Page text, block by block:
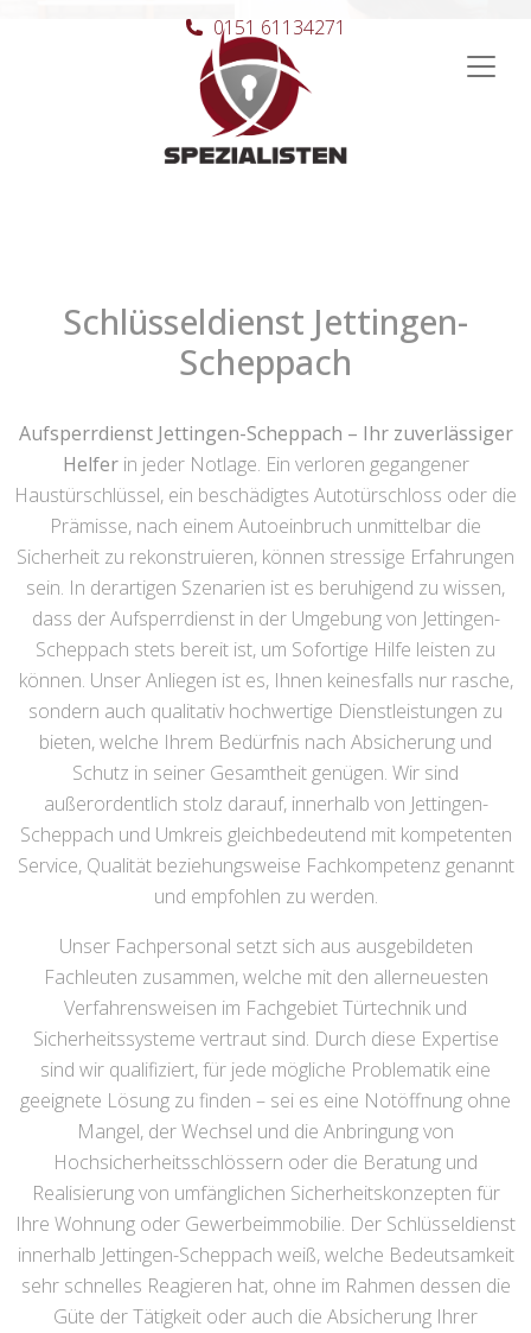
Hauptnavigation
0151 61134271
Schlüsseldienst Jettingen-
Scheppach
Aufsperrdienst Jettingen-Scheppach – Ihr zuverlässiger
Helferin jeder Notlage. Ein verloren gegangener
Haustürschlüssel, ein beschädigtes Autotürschloss oder die
Prämisse, nach einem Autoeinbruch unmittelbar die
Sicherheit zu rekonstruieren, können stressige Erfahrungen
sein. In derartigen Szenarien ist es beruhigend zu wissen,
dass der Aufsperrdienst in der Umgebung von Jettingen-
Scheppach stets bereit ist, um Sofortige Hilfe leisten zu
können. Unser Anliegen ist es, Ihnen keinesfalls nur rasche,
sondern auch qualitativ hochwertige Dienstleistungen zu
bieten, welche Ihrem Bedürfnis nach Absicherung und
Schutz in seiner Gesamtheit genügen. Wir sind
außerordentlich stolz darauf, innerhalb von Jettingen-
Scheppach und Umkreis gleichbedeutend mit kompetenten
Service, Qualität beziehungsweise Fachkompetenz genannt
und empfohlen zu werden.
Unser Fachpersonal setzt sich aus ausgebildeten
Fachleuten zusammen, welche mit den allerneuesten
Verfahrensweisen im Fachgebiet Türtechnik und
Sicherheitssysteme vertraut sind. Durch diese Expertise
sind wir qualifiziert, für jede mögliche Problematik eine
geeignete Lösung zu finden – sei es eine Notöffnung ohne
Mangel, der Wechsel und die Anbringung von
Hochsicherheitsschlössern oder die Beratung und
Realisierung von umfänglichen Sicherheitskonzepten für
Ihre Wohnung oder Gewerbeimmobilie. Der Schlüsseldienst
innerhalb Jettingen-Scheppach weiß, welche Bedeutsamkeit
sehr schnelles Reagieren hat, ohne im Rahmen dessen die
Güte der Tätigkeit oder auch die Absicherung Ihrer